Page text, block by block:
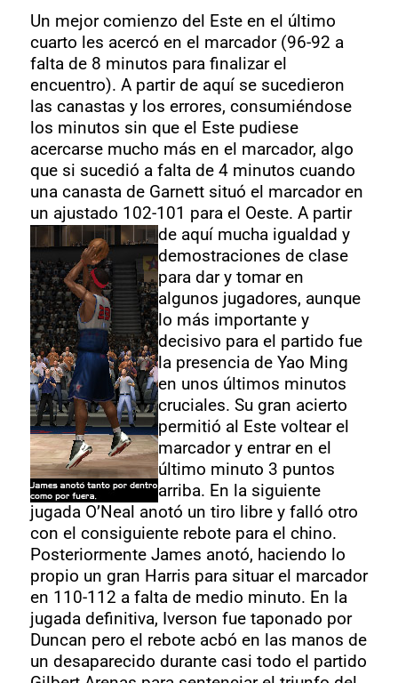
Un mejor comienzo del Este en el último
cuarto les acercó en el marcador (96-92 a
falta de 8 minutos para finalizar el
encuentro). A partir de aquí se sucedieron
las canastas y los errores, consumiéndose
los minutos sin que el Este pudiese
acercarse mucho más en el marcador, algo
que si sucedió a falta de 4 minutos cuando
una canasta de Garnett situó el marcador en
un ajustado 102-101 para el Oeste. A partir
de aquí mucha igualdad y
demostraciones de clase
para dar y tomar en
algunos jugadores, aunque
lo más importante y
decisivo para el partido fue
la presencia de Yao Ming
en unos últimos minutos
cruciales. Su gran acierto
permitió al Este voltear el
marcador y entrar en el
último minuto 3 puntos
arriba. En la siguiente
jugada O’Neal anotó un tiro libre y falló otro
con el consiguiente rebote para el chino.
Posteriormente James anotó, haciendo lo
propio un gran Harris para situar el marcador
en 110-112 a falta de medio minuto. En la
jugada definitiva, Iverson fue taponado por
Duncan pero el rebote acbó en las manos de
un desaparecido durante casi todo el partido